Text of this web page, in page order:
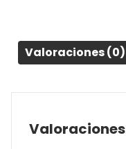
Valoraciones (0)
Valoraciones